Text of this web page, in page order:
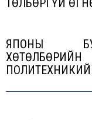
ТӨЛБӨРГҮЙ
ЯПОНЫ